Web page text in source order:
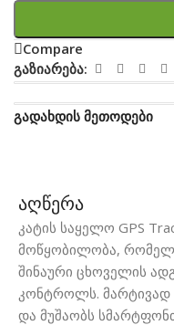
Compare
გაზიარება:
გადახდის მეთოდები
აღწერა
კატის საყელო GPS
მოწყობილობა,
შინაური ცხოველის
კონტროლს. მარტივად
და მუშაობს